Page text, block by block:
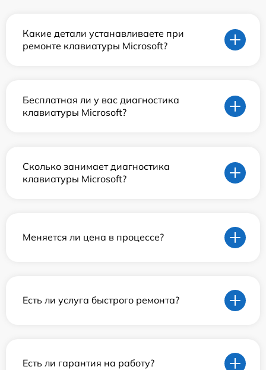
Какие детали устанавливаете при
ремонте клавиатуры Microsoft?
Бесплатная ли у вас диагностика
клавиатуры Microsoft?
Сколько занимает диагностика
клавиатуры Microsoft?
Меняется ли цена в процессе?
Есть ли услуга быстрого ремонта?
Есть ли гарантия на работу?